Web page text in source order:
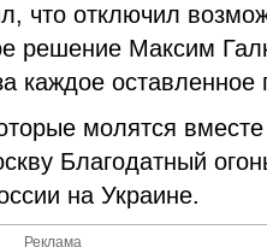
что отключил
решение Максим
каждое оставленное
молятся
Благодатный
на Украине.
Реклама